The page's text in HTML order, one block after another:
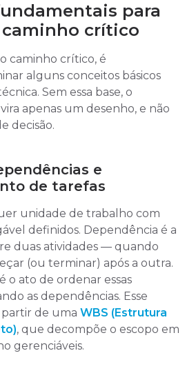
para
crítico
caminho crítico, é
alguns conceitos básicos
Sem essa base, o
apenas um desenho, e não
decisão.
e
de tarefas
unidade de trabalho com
definidos. Dependência é a
duas atividades — quando
(ou terminar) após a outra.
o ato de ordenar essas
as dependências. Esse
de uma WBS (Estrutura
, que decompõe o escopo em
gerenciáveis.